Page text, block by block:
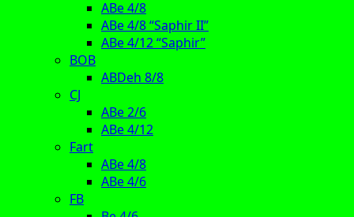
ABe 4/8
ABe 4/8 “Saphir II”
ABe 4/12 “Saphir”
BOB
ABDeh 8/8
CJ
ABe 2/6
ABe 4/12
Fart
ABe 4/8
ABe 4/6
FB